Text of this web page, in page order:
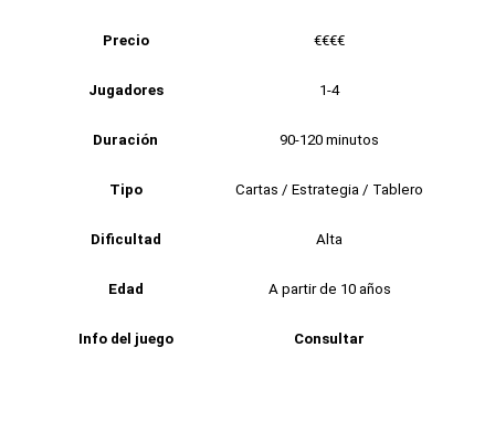
Precio €€€€
Jugadores 1-4
Duración 90-120 minutos
Tipo Cartas / Estrategia / Tablero
Dificultad Alta
Edad A partir de 10 años
Info del juego Consultar